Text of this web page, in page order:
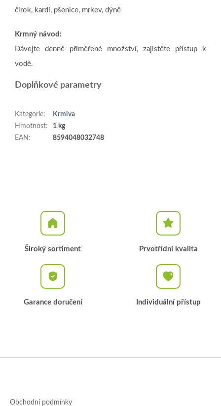
čirok, kardi, pšenice, mrkev, dýně
Krmný návod :
Dávejte denně přiměřené množství, zajistěte přístup k
vodě.
Doplňkové parametry
Kategorie:
Krmiva
Hmotnost:
1 kg
EAN : 8594048032748
Široký sortiment Prvotřídní kvalita
Garance doručení Individuální přístup
Obchodní podmínky